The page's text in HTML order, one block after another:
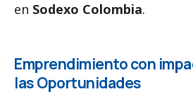
en Sodexo Colombia.
Emprendimiento con
las Oportunidades